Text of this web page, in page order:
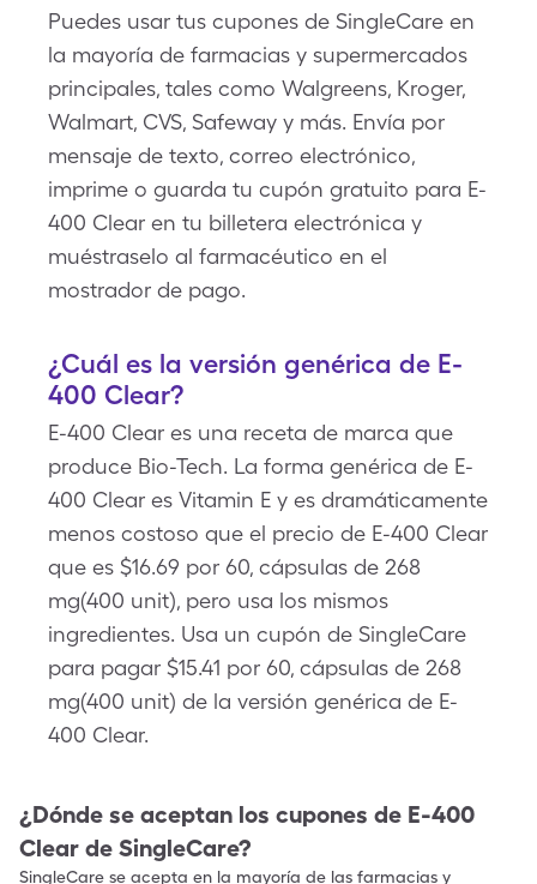
Puedes usar tus cupones de SingleCare en
la mayoría de farmacias y supermercados
principales, tales como Walgreens, Kroger,
Walmart, CVS, Safeway y más. Envía por
mensaje de texto, correo electrónico,
imprime o guarda tu cupón gratuito para E-
400 Clear en tu billetera electrónica y
muéstraselo al farmacéutico en el
mostrador de pago.
¿Cuál es la versión genérica de E-
400 Clear?
E-400 Clear es una receta de marca que
produce Bio-Tech. La forma genérica de E-
400 Clear es Vitamin E y es dramáticamente
menos costoso que el precio de E-400 Clear
que es $16.69 por 60, cápsulas de 268
mg(400 unit), pero usa los mismos
ingredientes. Usa un cupón de SingleCare
para pagar $15.41 por 60, cápsulas de 268
mg(400 unit) de la versión genérica de E-
400 Clear.
¿Dónde se aceptan los cupones de E-400
Clear de SingleCare?
SingleCare se acepta en la mayoría de las farmacias y